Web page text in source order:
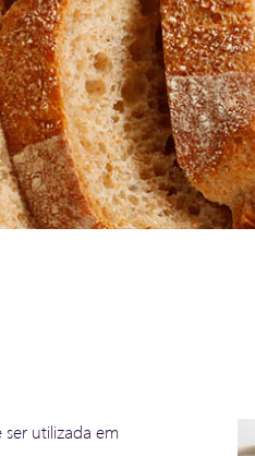
utilizada em